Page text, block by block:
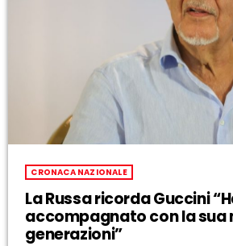
CRONACA NAZIONALE
La Russa ricorda Guccini
accompagnato con la sua
generazioni”